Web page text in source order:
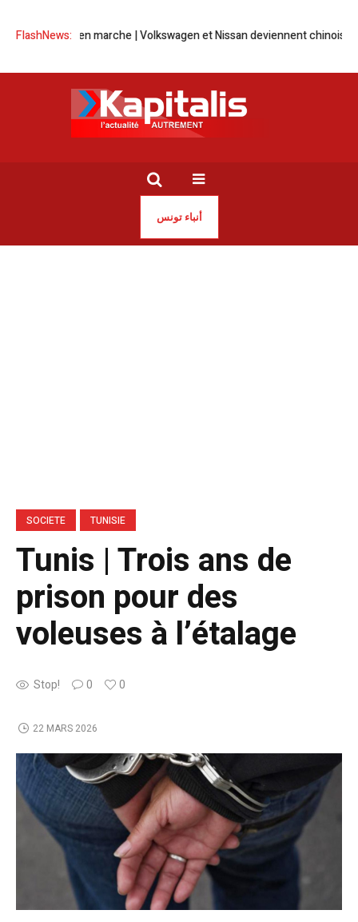
FlashNews:
isation en marche | Volkswagen et Nissan deviennent chinois
أنباء تونس
SOCIETE TUNISIE
Tunis | Trois ans de
prison pour des
voleuses à l’étalage
Stop! 0 0
22 MARS 2026